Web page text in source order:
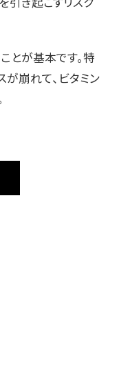
とが基本です。特
崩れて、ビタミン